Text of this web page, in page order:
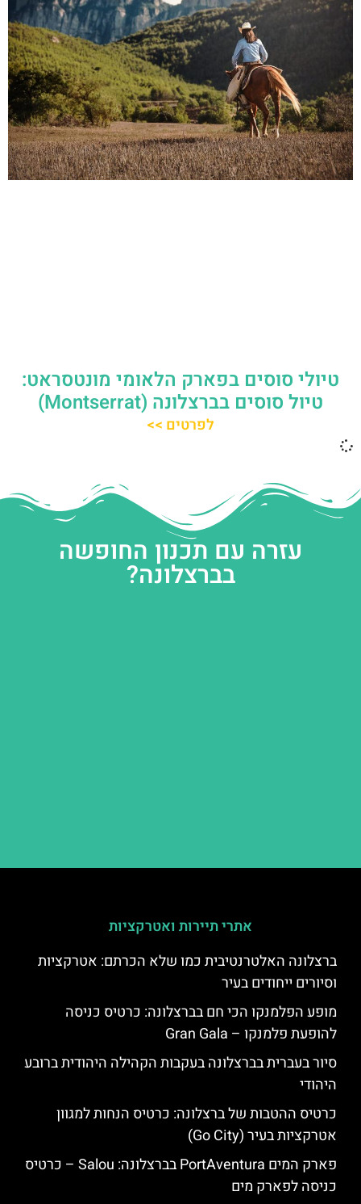
טיולי סוסים בפארק הלאומי מונטסראט:
טיול סוסים בברצלונה (Montserrat)
לפרטים >>
עזרה עם תכנון החופשה
בברצלונה?
אתרי תיירות ואטרקציות
ברצלונה האלטרנטיבית כמו שלא הכרתם: אטרקציות
וסיורים ייחודים בעיר
מופע הפלמנקו הכי חם בברצלונה: כרטיס כניסה
להופעת פלמנקו – Gran Gala
סיור בעברית בברצלונה בעקבות הקהילה היהודית ברובע
היהודי
כרטיס ההטבות של ברצלונה: כרטיס הנחות למגוון
אטרקציות בעיר (Go City)
פארק המים PortAventura בברצלונה: Salou – כרטיס
כניסה לפארק מים